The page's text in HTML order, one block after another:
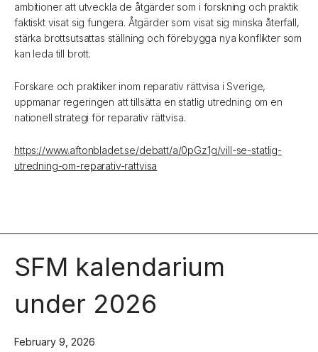
ambitioner att utveckla de åtgärder som i forskning och praktik
faktiskt visat sig fungera. Åtgärder som visat sig minska återfall,
stärka brottsutsattas ställning och förebygga nya konflikter som
kan leda till brott.
Forskare och praktiker inom reparativ rättvisa i Sverige,
uppmanar regeringen att tillsätta en statlig utredning om en
nationell strategi för reparativ rättvisa.
https://www.aftonbladet.se/debatt/a/0pGz1g/vill-se-statlig-
utredning-om-reparativ-rattvisa
SFM kalendarium
under 2026
February 9, 2026